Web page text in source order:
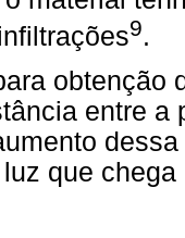
9.
obtenção
entre a
que